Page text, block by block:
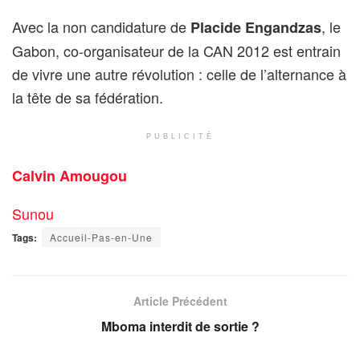
Avec la non candidature de Placide Engandzas, le
Gabon, co-organisateur de la CAN 2012 est entrain
de vivre une autre révolution : celle de l’alternance à
la tête de sa fédération.
PUBLICITÉ
Calvin Amougou
Sunou
Tags: Accueil-Pas-en-Une
Article Précédent
Mboma interdit de sortie ?